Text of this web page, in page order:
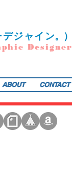
デジャイ ン。）
Designer
ABOUT CONTACT